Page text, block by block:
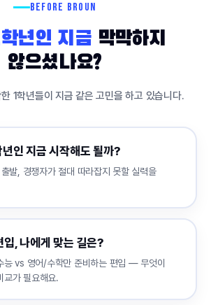
BEFORE BROUN
년인 지금 막막하지
않으셨나요?
1학년들이 지금 같은 고민을 하고 있습니다.
인 지금 시작해도 될까?
발, 경쟁자가 절대 따라잡지 못할 실력을
입, 나에게 맞는 길은?
능 vs 영어/수학만 준비하는 편입 — 무엇이
교가 필요해요.